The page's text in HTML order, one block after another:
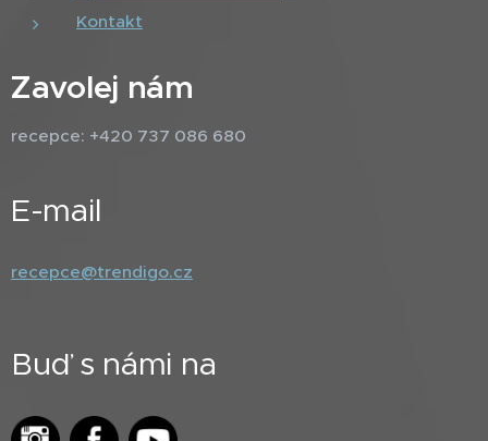
Kontakt
Zavolej nám
recepce: +420 737 086 680
E-mail
recepce@trendigo.cz
Buď s námi na